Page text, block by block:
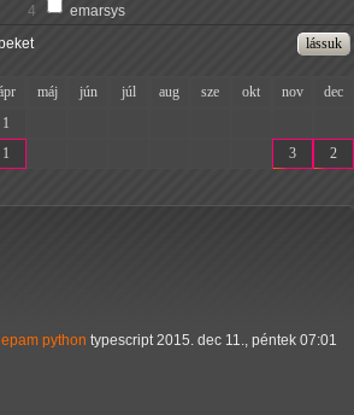
4
emarsys
máj jún júl aug sze okt nov
dec
1
1 3 2
epam python typescript 2015. dec 11., péntek 07:01